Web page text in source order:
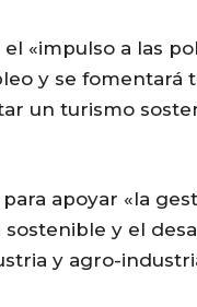
«impulso a las
y se fomentará
un turismo
apoyar «la
y el
y agro-